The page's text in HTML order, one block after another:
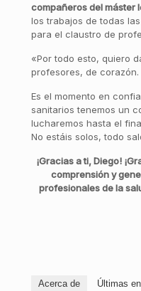
compañeros del máster
los trabajos de todas
para el claustro de
«Por todo esto, quiero
profesores, de corazón.
Es el momento en
sanitarios tenemos un
lucharemos hasta el
No estáis solos, todo
¡Gracias a ti, Diego!
comprensión y
profesionales de la
Acerca de Últimas